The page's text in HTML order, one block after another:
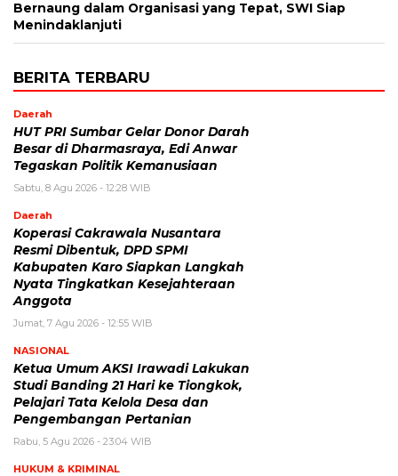
Bernaung dalam Organisasi yang Tepat, SWI Siap
Menindaklanjuti
BERITA TERBARU
Daerah
HUT PRI Sumbar Gelar Donor Darah
Besar di Dharmasraya, Edi Anwar
Tegaskan Politik Kemanusiaan
Sabtu, 8 Agu 2026 - 12:28 WIB
Daerah
Koperasi Cakrawala Nusantara
Resmi Dibentuk, DPD SPMI
Kabupaten Karo Siapkan Langkah
Nyata Tingkatkan Kesejahteraan
Anggota
Jumat, 7 Agu 2026 - 12:55 WIB
NASIONAL
Ketua Umum AKSI Irawadi Lakukan
Studi Banding 21 Hari ke Tiongkok,
Pelajari Tata Kelola Desa dan
Pengembangan Pertanian
Rabu, 5 Agu 2026 - 23:04 WIB
HUKUM & KRIMINAL